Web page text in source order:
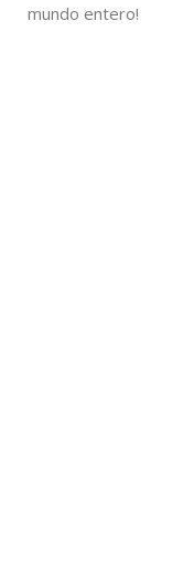
mundo entero!